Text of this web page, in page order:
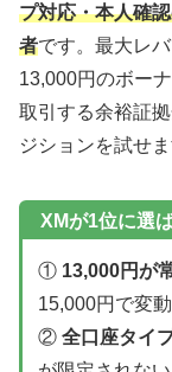
プ対応・本人確
者です。最大レ
13,000円のボー
取引する余裕証
ジションを試せま
XMが1位に選
① 13,000円が
15,000円で変動
② 全口座タイ